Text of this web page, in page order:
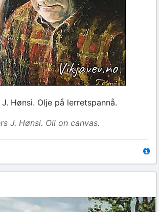
Hønsi. Olje på lerretspannå.
J. Hønsi. Oil on canvas.